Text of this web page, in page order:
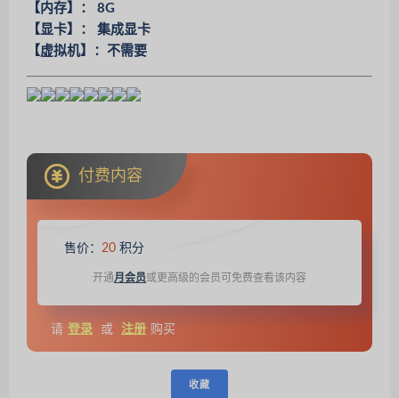
【内存】： 8G
【显卡】： 集成显卡
【虚拟机】：不需要
付费内容
售价： 20 积分
开通月会员或更高级的会员可免费查看该内容
请 登录 或 注册 购买
收藏